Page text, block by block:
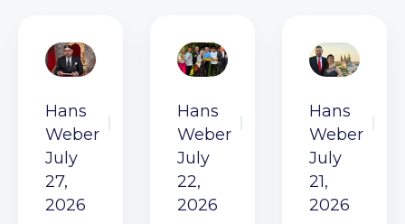
Hans
Weber
July
27,
2026
Hans
Weber
July
22,
2026
Hans
Weber
July
21,
2026